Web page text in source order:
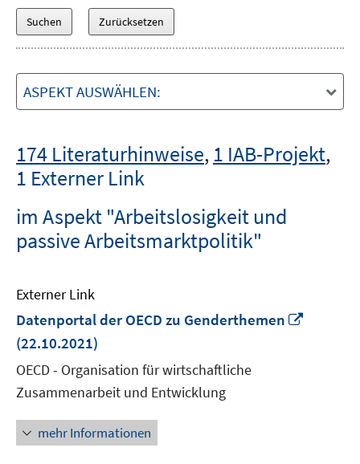
ASPEKT AUSWÄHLEN:
174 Literaturhinweise, 1 IAB-Projekt,
1 Externer Link
im Aspekt "Arbeitslosigkeit und
passive Arbeitsmarktpolitik"
Externer Link
Datenportal der OECD zu Genderthemen
(22.10.2021)
OECD - Organisation für wirtschaftliche
Zusammenarbeit und Entwicklung
mehr Informationen